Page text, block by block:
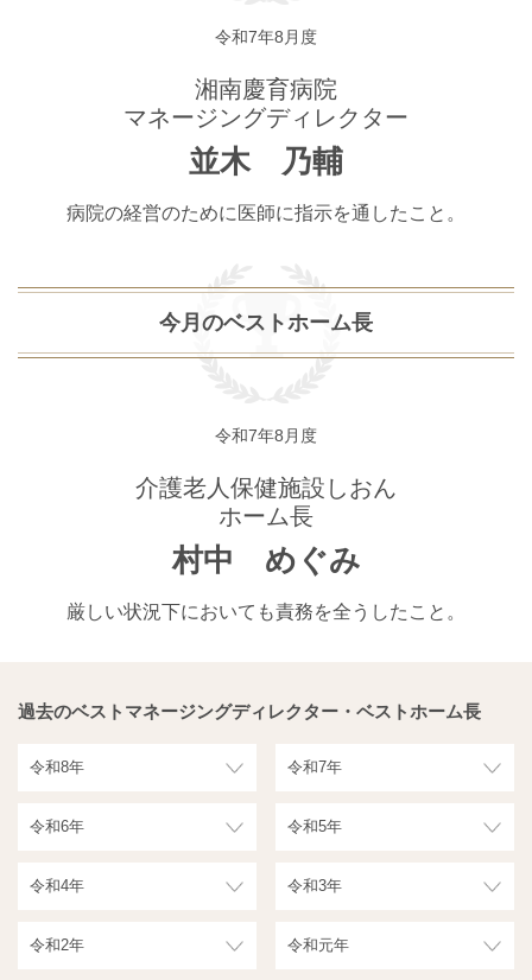
令和7年8月度
湘南慶育病院
マネージングディレクター
並木 乃輔
病院の経営のために医師に指示を通したこと。
今月のベストホーム長
令和7年8月度
介護老人保健施設しおん
ホーム長
村中 めぐみ
厳しい状況下においても責務を全うしたこと。
過去のベストマネージングディレクター・ベストホーム長